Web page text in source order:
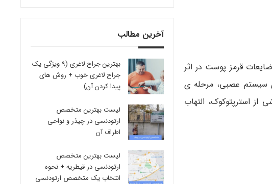
قرمز پوست در اثر
سیستم عصبی، مرحله ی
از استرپتوکوک، التهاب
آخرین مطالب
بهترین جراح لاغری (9 ویژگی یک
جراح لاغری خوب + روش های
پیدا کردن آن)
لیست بهترین متخصص
ارتودنسی در چیذر و نواحی
اطراف آن
لیست بهترین متخصص
ارتودنسی در قیطریه + نحوه
انتخاب یک متخصص ارتودنسی